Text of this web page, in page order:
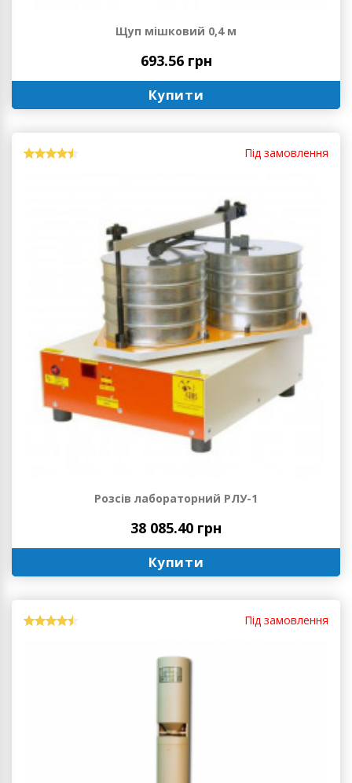
Щуп мішковий 0,4 м
693.56 грн
Купити
Під замовлення
Розсів лабораторний РЛУ-1
38 085.40 грн
Купити
Під замовлення